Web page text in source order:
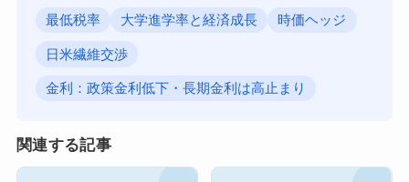
最低税率 大学進学率と経済成長 時価ヘッジ
日米繊維交渉
金利：政策金利低下・長期金利は高止まり
関連する記事